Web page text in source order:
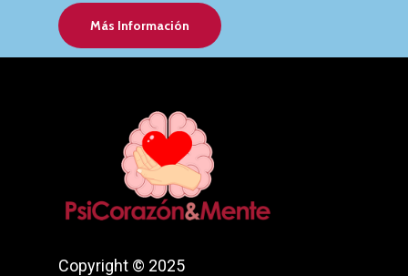
Más Información
Copyright © 2025